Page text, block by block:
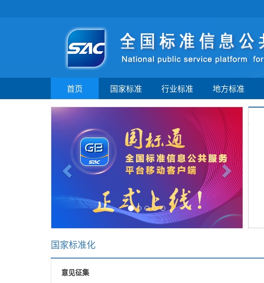
首页 国家标准 行业标准 地方标准
Previous Next
国家标准化
意见征集